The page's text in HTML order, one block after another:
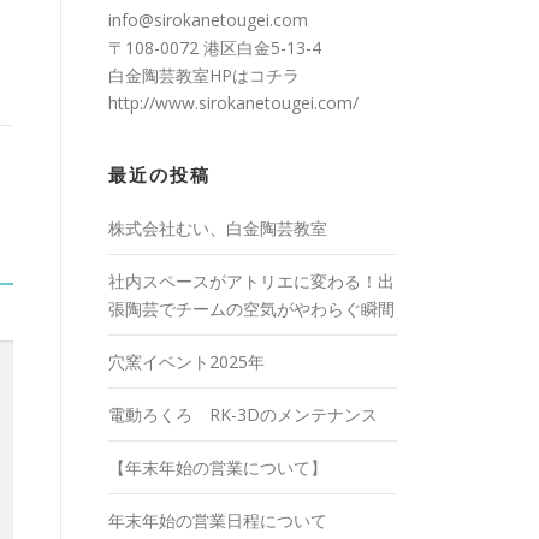
info@sirokanetougei.com
〒108-0072 港区白金5-13-4
白金陶芸教室HPはコチラ
http://www.sirokanetougei.com/
最近の投稿
株式会社むい、白金陶芸教室
社内スペースがアトリエに変わる！出
張陶芸でチームの空気がやわらぐ瞬間
穴窯イベント2025年
電動ろくろ RK-3Dのメンテナンス
【年末年始の営業について】
年末年始の営業日程について